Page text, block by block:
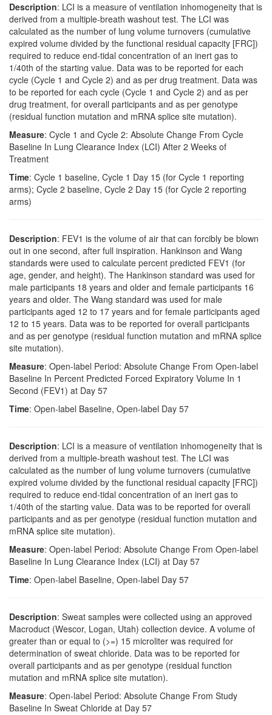
Description: LCI is a measure of ventilation inhomogeneity that is
derived from a multiple-breath washout test. The LCI was
calculated as the number of lung volume turnovers (cumulative
expired volume divided by the functional residual capacity [FRC])
required to reduce end-tidal concentration of an inert gas to
1/40th of the starting value. Data was to be reported for each
cycle (Cycle 1 and Cycle 2) and as per drug treatment. Data was
to be reported for each cycle (Cycle 1 and Cycle 2) and as per
drug treatment, for overall participants and as per genotype
(residual function mutation and mRNA splice site mutation).
Measure: Cycle 1 and Cycle 2: Absolute Change From Cycle
Baseline In Lung Clearance Index (LCI) After 2 Weeks of
Treatment
Time: Cycle 1 baseline, Cycle 1 Day 15 (for Cycle 1 reporting
arms); Cycle 2 baseline, Cycle 2 Day 15 (for Cycle 2 reporting
arms)
Description: FEV1 is the volume of air that can forcibly be blown
out in one second, after full inspiration. Hankinson and Wang
standards were used to calculate percent predicted FEV1 (for
age, gender, and height). The Hankinson standard was used for
male participants 18 years and older and female participants 16
years and older. The Wang standard was used for male
participants aged 12 to 17 years and for female participants aged
12 to 15 years. Data was to be reported for overall participants
and as per genotype (residual function mutation and mRNA splice
site mutation).
Measure: Open-label Period: Absolute Change From Open-label
Baseline In Percent Predicted Forced Expiratory Volume In 1
Second (FEV1) at Day 57
Time: Open-label Baseline, Open-label Day 57
Description: LCI is a measure of ventilation inhomogeneity that is
derived from a multiple-breath washout test. The LCI was
calculated as the number of lung volume turnovers (cumulative
expired volume divided by the functional residual capacity [FRC])
required to reduce end-tidal concentration of an inert gas to
1/40th of the starting value. Data was to be reported for overall
participants and as per genotype (residual function mutation and
mRNA splice site mutation).
Measure: Open-label Period: Absolute Change From Open-label
Baseline In Lung Clearance Index (LCI) at Day 57
Time: Open-label Baseline, Open-label Day 57
Description: Sweat samples were collected using an approved
Macroduct (Wescor, Logan, Utah) collection device. A volume of
greater than or equal to (>=) 15 microliter was required for
determination of sweat chloride. Data was to be reported for
overall participants and as per genotype (residual function
mutation and mRNA splice site mutation).
Measure: Open-label Period: Absolute Change From Study
Baseline In Sweat Chloride at Day 57